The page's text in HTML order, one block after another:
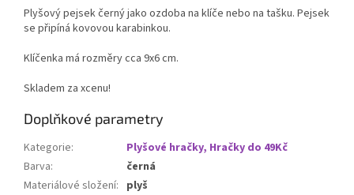
Plyšový pejsek černý jako ozdoba na klíče nebo na tašku. Pejsek
se připíná kovovou karabinkou.
Klíčenka má rozměry cca 9x6 cm.
Skladem za xcenu!
Doplňkové parametry
Kategorie:
Plyšové hračky, Hračky do 49Kč
Barva:
černá
Materiálové složení: plyš